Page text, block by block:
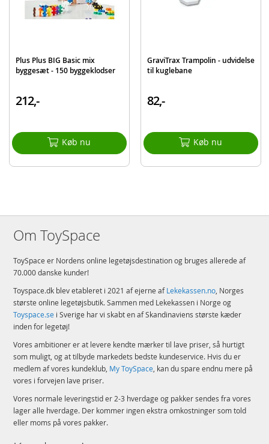
Alder: fra 1 år
Mærke Plus Plus
Plus Plus BIG Basic mix
byggesæt - 150 byggeklodser
212,-
Køb nu
GraviTrax Trampolin - udvidelse
til kuglebane
82,-
Køb nu
Om ToySpace
ToySpace er Nordens online legetøjsdestination og bruges allerede af
70.000 danske kunder!
Toyspace.dk blev etableret i 2021 af ejerne afLekekassen.no, Norges
største online legetøjsbutik. Sammen med Lekekassen i Norge og
Toyspace.se i Sverige har vi skabt en af Skandinaviens største kæder
inden for legetøj!
Vores ambitioner er at levere kendte mærker til lave priser, så hurtigt
som muligt, og at tilbyde markedets bedste kundeservice. Hvis du er
medlem af vores kundeklub, My ToySpace, kan du spare endnu mere på
vores i forvejen lave priser.
Vores normale leveringstid er 2-3 hverdage og pakker sendes fra vores
lager alle hverdage. Der kommer ingen ekstra omkostninger som told
eller moms på vores pakker.